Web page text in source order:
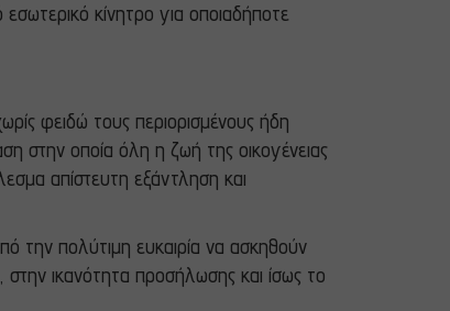
κίνητρο για οποιαδήποτε
φειδώ τους περιορισμένους ήδη
στην οποία όλη η ζωή της οικογένειας
απίστευτη εξάντληση και
την πολύτιμη ευκαιρία να ασκηθούν
ικανότητα προσήλωσης και ίσως το